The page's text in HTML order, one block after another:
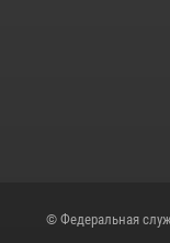
© Федеральная